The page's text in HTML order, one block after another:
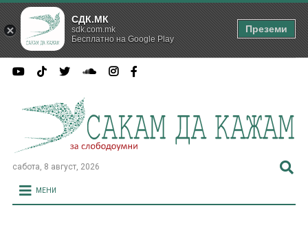
сабота, 8 август, 2026
МЕНИ
СДК.МК
sdk.com.mk
Бесплатно на Google Play
Преземи